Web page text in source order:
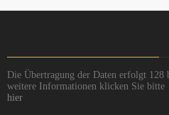
Die Übertragung der Daten erfolgt 128
weitere Informationen klicken Sie bitte
hier